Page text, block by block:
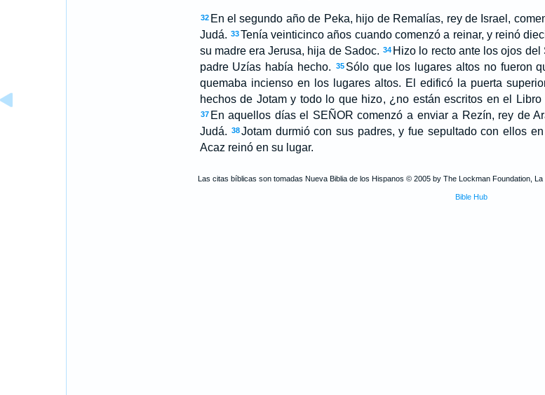
32 En el segundo año de Peka, hijo de Remalías, rey de Israel,
Judá. 33Tenía veinticinco años cuando comenzó a reinar, y reinó
su madre era Jerusa, hija de Sadoc. 34 Hizo lo recto ante los ojos
padre Uzías había hecho.
35 Sólo que los lugares altos no fueron
quemaba incienso en los lugares altos. El edificó la puerta
hechos de Jotam y todo lo que hizo, ¿no están escritos en el
37 En aquellos días el SEÑOR comenzó a enviar a Rezín, rey de
Judá. 38Jotam durmió con sus padres, y fue sepultado con ellos
Acaz reinó en su lugar.
Las citas bíblicas son tomadas Nueva Biblia de los Hispanos © 2005 by The Lockman Foundation, La
Bible Hub